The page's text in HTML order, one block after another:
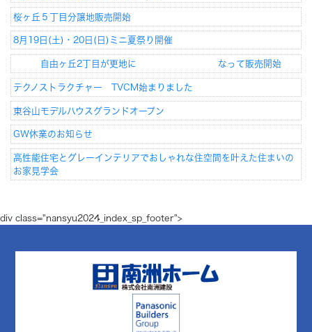
桜ヶ丘５丁目分譲地販売開始
8月19日(土)・20日(日)ミニ夏祭り開催
自由ヶ丘2丁目が更地に なって販売開始
テクノストラクチャー TVCM始まりました
東谷山モデルハウスグランドオープン
GW休業のお知らせ
高性能住宅とグレーインテリアでおしゃれな住空間を叶えた住まいの
お家見学会
div class="nansyu2024_index_sp_footer">